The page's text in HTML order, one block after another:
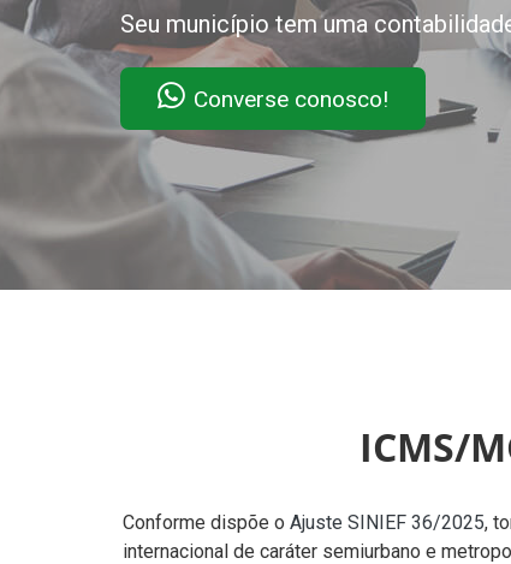
Seu município tem uma
Converse conosco!
ICMS/
Conforme dispõe o Ajuste SINIEF 36/2025,
internacional de caráter semiurbano e